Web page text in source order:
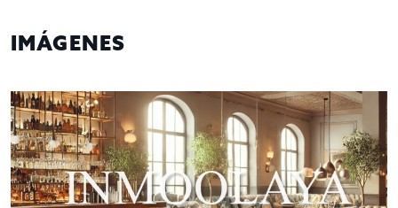
Excelente ubicación y comunicación con transporte público.
DÍA
130 m² interiores
Aforo para 59 personas
Terraza exterior con 3 mesas y 12 sillas
IMÁGENES